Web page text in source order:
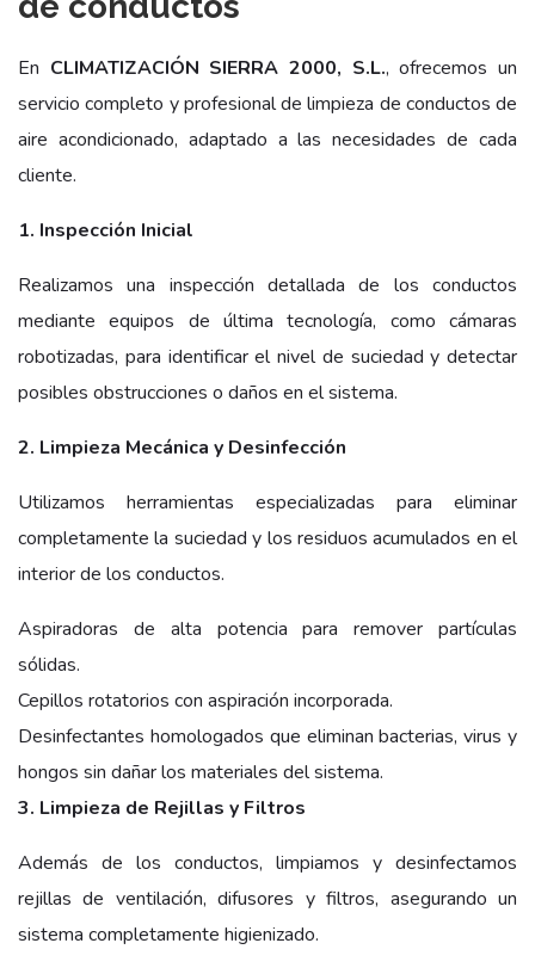
En CLIMATIZACIÓN SIERRA 2000, S.L., ofrecemos un
servicio completo y profesional de limpieza de conductos de
aire acondicionado, adaptado a las necesidades de cada
cliente.
1. Inspección Inicial
Realizamos una inspección detallada de los conductos
mediante equipos de última tecnología, como cámaras
robotizadas, para identificar el nivel de suciedad y detectar
posibles obstrucciones o daños en el sistema.
2. Limpieza Mecánica y Desinfección
Utilizamos herramientas especializadas para eliminar
completamente la suciedad y los residuos acumulados en el
interior de los conductos.
Aspiradoras de alta potencia para remover partículas
sólidas.
Cepillos rotatorios con aspiración incorporada.
Desinfectantes homologados que eliminan bacterias, virus y
hongos sin dañar los materiales del sistema.
3. Limpieza de Rejillas y Filtros
Además de los conductos, limpiamos y desinfectamos
rejillas de ventilación, difusores y filtros, asegurando un
sistema completamente higienizado.